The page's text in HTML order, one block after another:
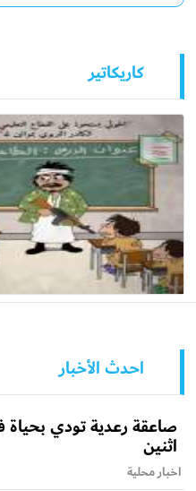
كاريكاتير
احدث الأخبار
صاعقة رعدية تودي
اثنين
اخبار محلية